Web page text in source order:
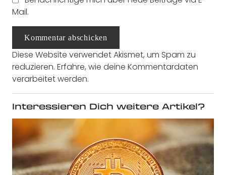
Mail.
Kommentar abschicken
Diese Website verwendet Akismet, um Spam zu
reduzieren. Erfahre, wie deine Kommentardaten
verarbeitet werden.
Interessieren Dich weitere Artikel?